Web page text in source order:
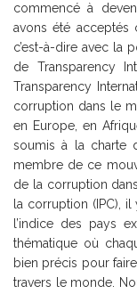
commencé à
avons été
c’est-à-dire avec la
de Transparency
Transparency
corruption dans le
en Europe, en
soumis à la charte
membre de ce
de la corruption
la corruption (IPC),
l’indice des pays
thématique où
bien précis pour
travers le monde.